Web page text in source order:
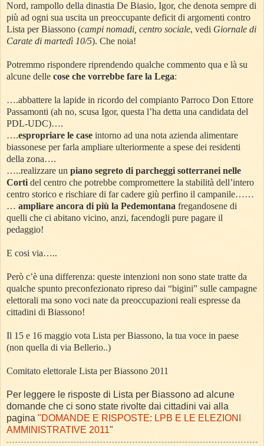
Nord, rampollo della dinastia De Biasio, Igor, che denota sempre di
più ad ogni sua uscita un preoccupante deficit di argomenti contro
Lista per Biassono (campi nomadi, centro sociale, vedi Giornale di
Carate di martedì 10/5). Che noia!
Potremmo rispondere riprendendo qualche commento qua e là su
alcune delle cose che vorrebbe fare la Lega:
….abbattere la lapide in ricordo del compianto Parroco Don Ettore
Passamonti (ah no, scusa Igor, questa l’ha detta una candidata del
PDL-UDC)….
….espropriare le case intorno ad una nota azienda alimentare
biassonese per farla ampliare ulteriormente a spese dei residenti
della zona….
…..realizzare un piano segreto di parcheggi sotterranei nelle
Corti del centro che potrebbe compromettere la stabilità dell’intero
centro storico e rischiare di far cadere giù perfino il campanile……
… ampliare ancora di più la Pedemontana fregandosene di
quelli che ci abitano vicino, anzi, facendogli pure pagare il
pedaggio!
E cosi via…..
Però c’è una differenza: queste intenzioni non sono state tratte da
qualche spunto preconfezionato ripreso dai “bigini” sulle campagne
elettorali ma sono voci nate da preoccupazioni reali espresse da
cittadini di Biassono!
Il 15 e 16 maggio vota Lista per Biassono, la tua voce in paese
(non quella di via Bellerio..)
Comitato elettorale Lista per Biassono 2011
Per leggere le risposte di Lista per Biassono ad alcune
domande che ci sono state rivolte dai cittadini vai alla
pagina "DOMANDE E RISPOSTE: LPB E LE ELEZIONI
AMMINISTRATIVE 2011"